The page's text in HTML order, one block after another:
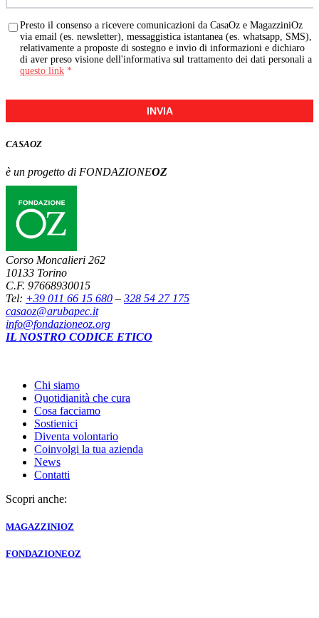
Presto il consenso a ricevere comunicazioni da CasaOz e MagazziniOz
via email (es. newsletter), messaggistica istantanea (es. whatsapp, SMS),
relativamente a proposte di sostegno e invio di informazioni e dichiaro
di aver preso visione dell'informativa sul trattamento dei dati personali a
questo link *
INVIA
CASAOZ
è un progetto di FONDAZIONEOZ
Corso Moncalieri 262
10133 Torino
C.F. 97668930015
Tel: +39 011 66 15 680 – 328 54 27 175
casaoz@arubapec.it
info@fondazioneoz.org
IL NOSTRO CODICE ETICO
Chi siamo
Quotidianità che cura
Cosa facciamo
Sostienici
Diventa volontario
Coinvolgi la tua azienda
News
Contatti
Scopri anche:
MAGAZZINIOZ
FONDAZIONEOZ